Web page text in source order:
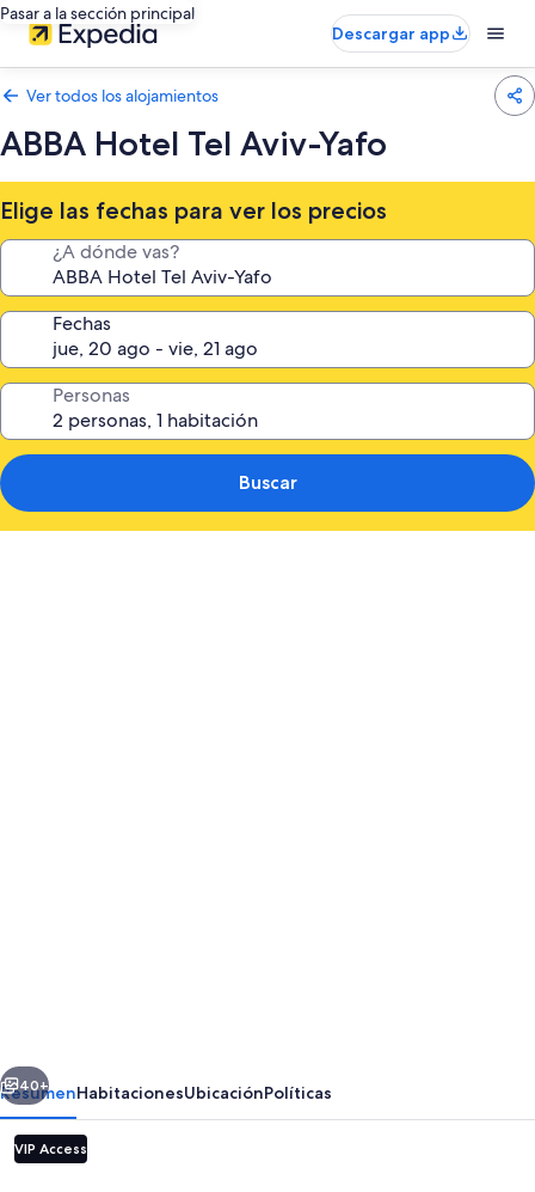
Pasar a la sección principal
Descargar app
Ver todos los alojamientos
ABBA Hotel Tel Aviv-Yafo
Elige las fechas para ver los precios
¿A dónde vas?
Fechas
Personas
Buscar
Yafo
Siguiente
40+
ResumenHabitacionesUbicaciónPolíticas
VIP Access